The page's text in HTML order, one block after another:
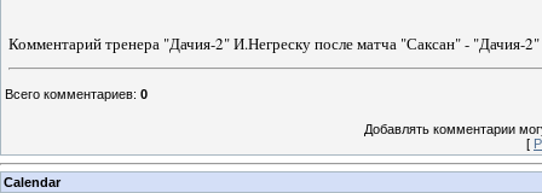
Комментарий тренера "Дачия-2" И.Негреску после матча "Саксан" - "Дачия-2"
Всего комментариев: 0
Добавлять комментарии
[
Calendar